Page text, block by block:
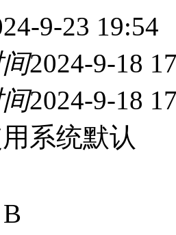
9-23 19:54
2024-9-18
2024-9-18
系统默认